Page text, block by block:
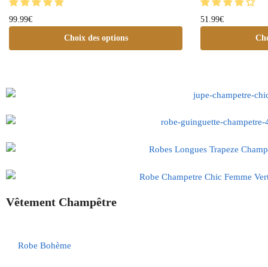
99.99€
Choix des options
51.99€
Vêtement Champêtre
Robe Bohème